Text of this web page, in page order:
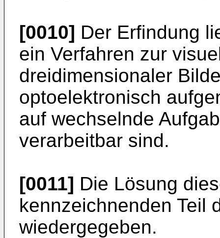
[0010] Der Erfindung
ein Verfahren zur
dreidimensionaler
optoelektronisch
auf wechselnde
verarbeitbar sind.
[0011] Die Lösung
kennzeichnenden Teil
wiedergegeben.